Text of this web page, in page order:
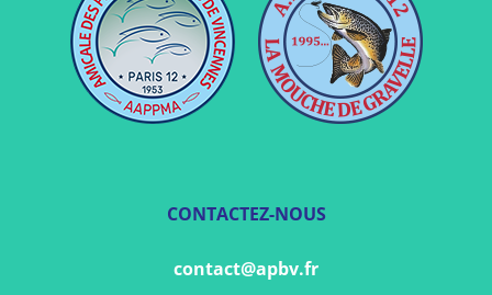
CONTACTEZ-NOUS
contact@apbv.fr